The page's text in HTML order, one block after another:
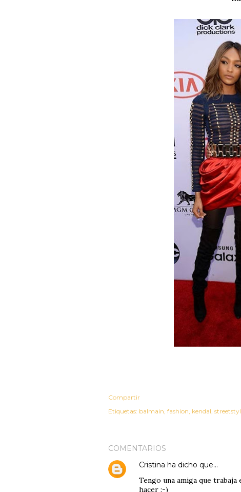
Compartir
Etiquetas: balmain fashion kendal
COMENTARIOS
Cristina ha dicho que…
Tengo una amiga que trabaja
hacer :-)